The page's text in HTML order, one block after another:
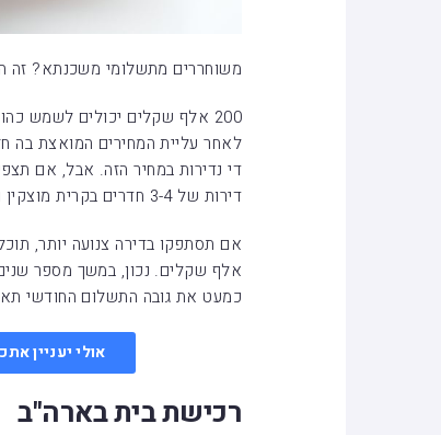
משוחררים מתשלומי משכנתא? זה
לאחר עליית המחירים המואצת בה
די נדירות במחיר הזה. אבל, אם
דירות של 3-4 חדרים בקרית מוצקין וקריית אתא עד מחיר של 800 אלף שקלים.
אלף שקלים. נכון, במשך מספר
כמעט את גובה התשלום החודשי
אולי יעניין
רכישת בית בארה"ב